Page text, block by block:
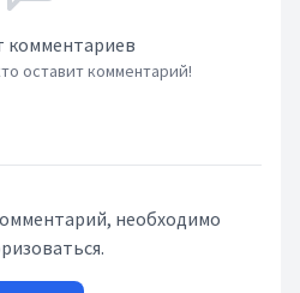
комментариев
оставит комментарий!
необходимо